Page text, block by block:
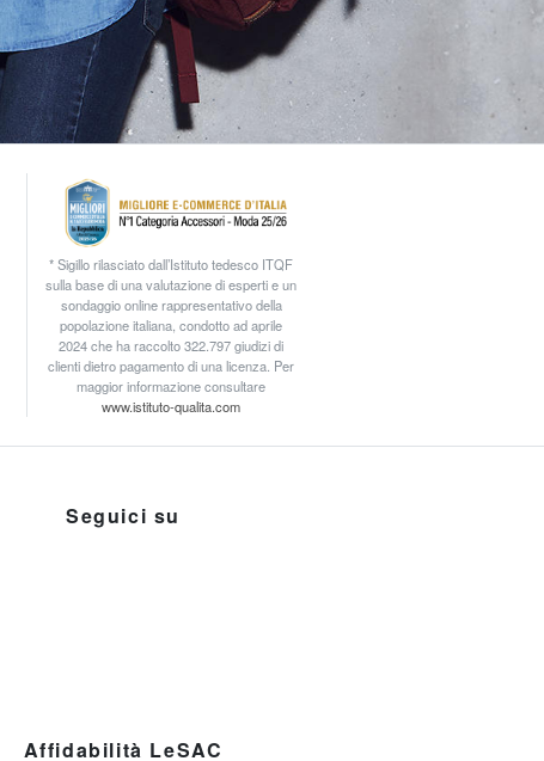
* Sigillo rilasciato dall’Istituto tedesco ITQF
sulla base di una valutazione di esperti e un
sondaggio online rappresentativo della
popolazione italiana, condotto ad aprile
2024 che ha raccolto 322.797 giudizi di
clienti dietro pagamento di una licenza. Per
maggior informazione consultare
www.istituto-qualita.com
Seguici su
Affidabilità LeSAC